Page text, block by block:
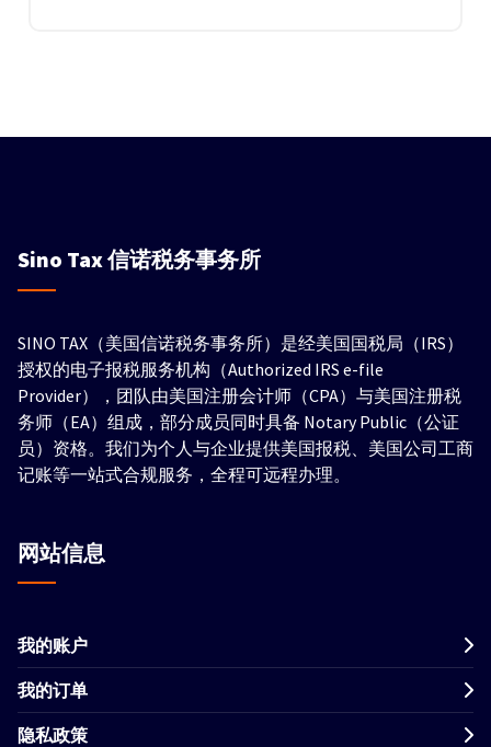
Sino Tax信诺税务事务所
SINO TAX（美国信诺税务事务所）是经美国国税局（IRS）
授权的电子报税服务机构（Authorized IRS e-file
Provider），团队由美国注册会计师（CPA）与美国注册税
务师（EA）组成，部分成员同时具备 Notary Public（公证
员）资格。我们为个人与企业提供美国报税、美国公司工商
记账等一站式合规服务，全程可远程办理。
网站信息
我的账户
我的订单
隐私政策